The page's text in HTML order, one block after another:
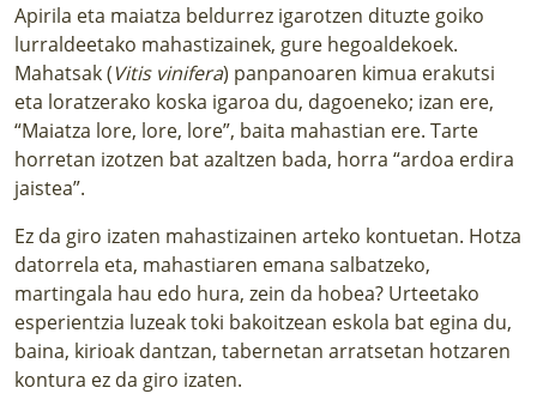
Apirila eta maiatza beldurrez igarotzen dituzte goiko
lurraldeetako mahastizainek, gure hegoaldekoek.
Mahatsak (Vitis vinifera) panpanoaren kimua erakutsi
eta loratzerako koska igaroa du, dagoeneko; izan ere,
“Maiatza lore, lore, lore”, baita mahastian ere. Tarte
horretan izotzen bat azaltzen bada, horra “ardoa erdira
jaistea”.
Ez da giro izaten mahastizainen arteko kontuetan. Hotza
datorrela eta, mahastiaren emana salbatzeko,
martingala hau edo hura, zein da hobea? Urteetako
esperientzia luzeak toki bakoitzean eskola bat egina du,
baina, kirioak dantzan, tabernetan arratsetan hotzaren
kontura ez da giro izaten.